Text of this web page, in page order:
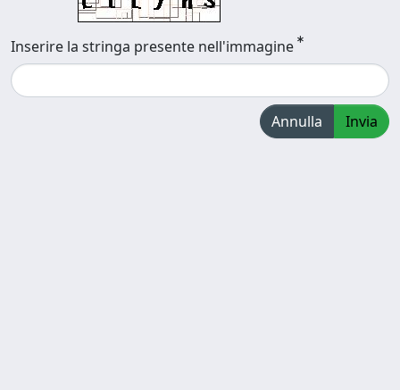
Inserire la stringa presente nell'immagine
Annulla Invia